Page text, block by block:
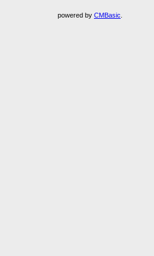
powered by CMBasic